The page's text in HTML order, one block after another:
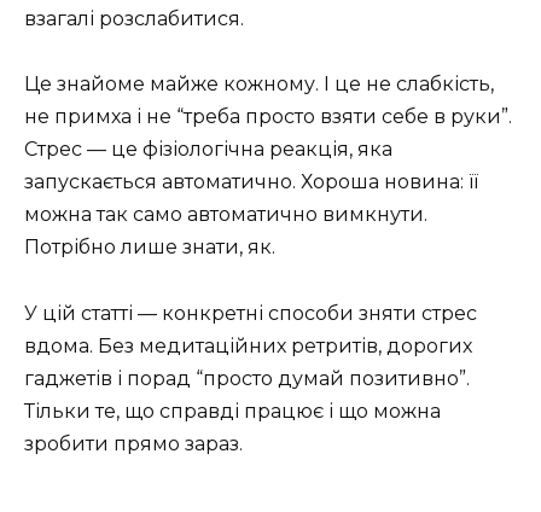
взагалі розслабитися.
Це знайоме майже кожному. І це не слабкість,
не примха і не “треба просто взяти себе в руки”.
Стрес — це фізіологічна реакція, яка
запускається автоматично. Хороша новина: її
можна так само автоматично вимкнути.
Потрібно лише знати, як.
У цій статті — конкретні способи зняти стрес
вдома. Без медитаційних ретритів, дорогих
гаджетів і порад “просто думай позитивно”.
Тільки те, що справді працює і що можна
зробити прямо зараз.